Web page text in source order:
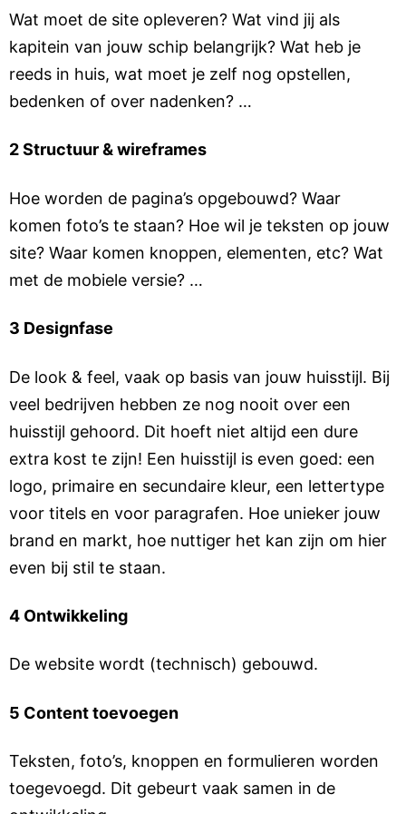
Wat moet de site opleveren? Wat vind jij als
kapitein van jouw schip belangrijk? Wat heb je
reeds in huis, wat moet je zelf nog opstellen,
bedenken of over nadenken? …
2 Structuur & wireframes
Hoe worden de pagina’s opgebouwd? Waar
komen foto’s te staan? Hoe wil je teksten op jouw
site? Waar komen knoppen, elementen, etc? Wat
met de mobiele versie? …
3 Designfase
De look & feel, vaak op basis van jouw huisstijl. Bij
veel bedrijven hebben ze nog nooit over een
huisstijl gehoord. Dit hoeft niet altijd een dure
extra kost te zijn! Een huisstijl is even goed: een
logo, primaire en secundaire kleur, een lettertype
voor titels en voor paragrafen. Hoe unieker jouw
brand en markt, hoe nuttiger het kan zijn om hier
even bij stil te staan.
4 Ontwikkeling
De website wordt (technisch) gebouwd.
5 Content toevoegen
Teksten, foto’s, knoppen en formulieren worden
toegevoegd. Dit gebeurt vaak samen in de